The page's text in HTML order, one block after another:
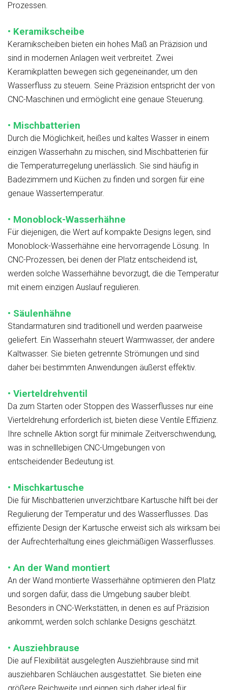
Prozessen.
• Keramikscheibe
Keramikscheiben bieten ein hohes Maß an Präzision und
sind in modernen Anlagen weit verbreitet. Zwei
Keramikplatten bewegen sich gegeneinander, um den
Wasserfluss zu steuern. Seine Präzision entspricht der von
CNC-Maschinen und ermöglicht eine genaue Steuerung.
• Mischbatterien
Durch die Möglichkeit, heißes und kaltes Wasser in einem
einzigen Wasserhahn zu mischen, sind Mischbatterien für
die Temperaturregelung unerlässlich. Sie sind häufig in
Badezimmern und Küchen zu finden und sorgen für eine
genaue Wassertemperatur.
• Monoblock-Wasserhähne
Für diejenigen, die Wert auf kompakte Designs legen, sind
Monoblock-Wasserhähne eine hervorragende Lösung. In
CNC-Prozessen, bei denen der Platz entscheidend ist,
werden solche Wasserhähne bevorzugt, die die Temperatur
mit einem einzigen Auslauf regulieren.
• Säulenhähne
Standarmaturen sind traditionell und werden paarweise
geliefert. Ein Wasserhahn steuert Warmwasser, der andere
Kaltwasser. Sie bieten getrennte Strömungen und sind
daher bei bestimmten Anwendungen äußerst effektiv.
• Vierteldrehventil
Da zum Starten oder Stoppen des Wasserflusses nur eine
Vierteldrehung erforderlich ist, bieten diese Ventile Effizienz.
Ihre schnelle Aktion sorgt für minimale Zeitverschwendung,
was in schnelllebigen CNC-Umgebungen von
entscheidender Bedeutung ist.
• Mischkartusche
Die für Mischbatterien unverzichtbare Kartusche hilft bei der
Regulierung der Temperatur und des Wasserflusses. Das
effiziente Design der Kartusche erweist sich als wirksam bei
der Aufrechterhaltung eines gleichmäßigen Wasserflusses.
• An der Wand montiert
An der Wand montierte Wasserhähne optimieren den Platz
und sorgen dafür, dass die Umgebung sauber bleibt.
Besonders in CNC-Werkstätten, in denen es auf Präzision
ankommt, werden solch schlanke Designs geschätzt.
• Ausziehbrause
Die auf Flexibilität ausgelegten Ausziehbrause sind mit
ausziehbaren Schläuchen ausgestattet. Sie bieten eine
größere Reichweite und eignen sich daher ideal für